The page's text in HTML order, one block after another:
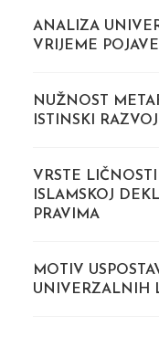
ANALIZA
VRIJEME
NUŽNOST
ISTINSKI
VRSTE
ISLAMSKOJ
PRAVIMA
MOTIV
UNIVERZALNIH